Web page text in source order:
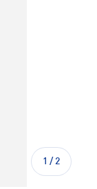
1 / di
2